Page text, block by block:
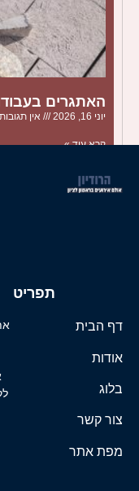
האתגרים
יוני 16, 2026 אין תגובות
קרא עוד »
תפריט
דף הבית
אודות
בלוג
צור קשר
מפת אתר